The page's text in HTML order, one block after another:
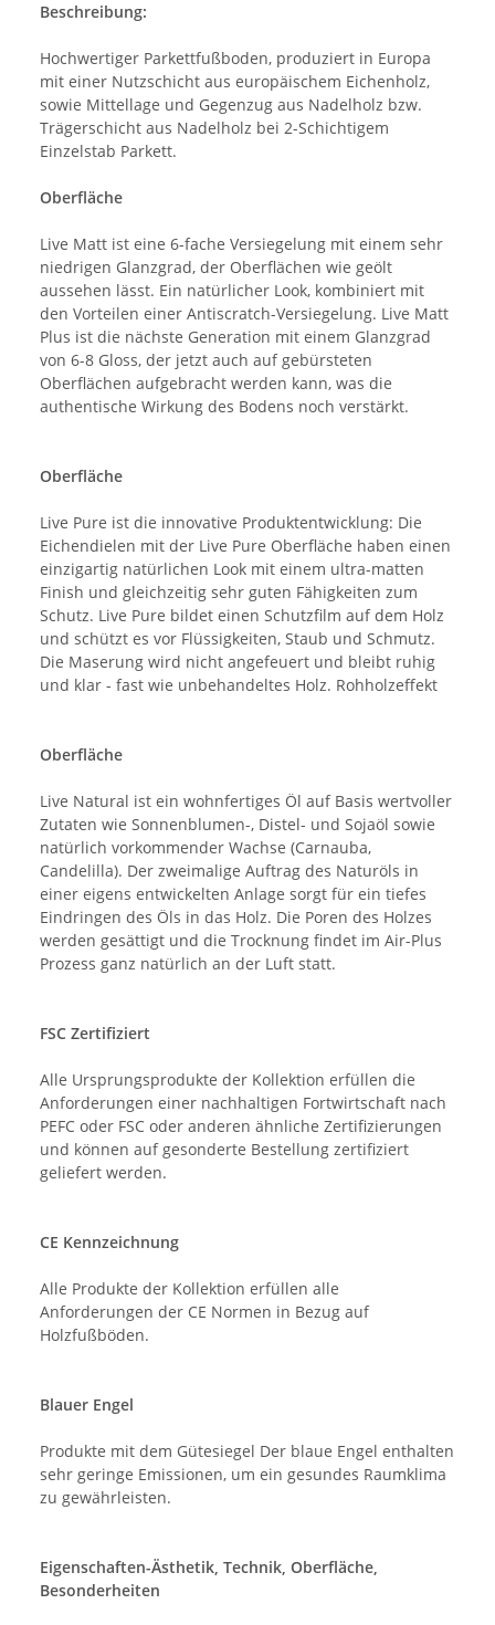
Beschreibung:
Hochwertiger Parkettfußboden, produziert in Europa
mit einer Nutzschicht aus europäischem Eichenholz,
sowie Mittellage und Gegenzug aus Nadelholz bzw.
Trägerschicht aus Nadelholz bei 2-Schichtigem
Einzelstab Parkett.
Oberfläche
Live Matt ist eine 6-fache Versiegelung mit einem sehr
niedrigen Glanzgrad, der Oberflächen wie geölt
aussehen lässt. Ein natürlicher Look, kombiniert mit
den Vorteilen einer Antiscratch-Versiegelung. Live Matt
Plus ist die nächste Generation mit einem Glanzgrad
von 6-8 Gloss, der jetzt auch auf gebürsteten
Oberflächen aufgebracht werden kann, was die
authentische Wirkung des Bodens noch verstärkt.
Oberfläche
Live Pure ist die innovative Produktentwicklung: Die
Eichendielen mit der Live Pure Oberfläche haben einen
einzigartig natürlichen Look mit einem ultra-matten
Finish und gleichzeitig sehr guten Fähigkeiten zum
Schutz. Live Pure bildet einen Schutzfilm auf dem Holz
und schützt es vor Flüssigkeiten, Staub und Schmutz.
Die Maserung wird nicht angefeuert und bleibt ruhig
und klar - fast wie unbehandeltes Holz. Rohholzeffekt
Oberfläche
Live Natural ist ein wohnfertiges Öl auf Basis wertvoller
Zutaten wie Sonnenblumen-, Distel- und Sojaöl sowie
natürlich vorkommender Wachse (Carnauba,
Candelilla). Der zweimalige Auftrag des Naturöls in
einer eigens entwickelten Anlage sorgt für ein tiefes
Eindringen des Öls in das Holz. Die Poren des Holzes
werden gesättigt und die Trocknung findet im Air-Plus
Prozess ganz natürlich an der Luft statt.
FSC Zertifiziert
Alle Ursprungsprodukte der Kollektion erfüllen die
Anforderungen einer nachhaltigen Fortwirtschaft nach
PEFC oder FSC oder anderen ähnliche Zertifizierungen
und können auf gesonderte Bestellung zertifiziert
geliefert werden.
CE Kennzeichnung
Alle Produkte der Kollektion erfüllen alle
Anforderungen der CE Normen in Bezug auf
Holzfußböden.
Blauer Engel
Produkte mit dem Gütesiegel Der blaue Engel enthalten
sehr geringe Emissionen, um ein gesundes Raumklima
zu gewährleisten.
Eigenschaften-Ästhetik, Technik, Oberfläche,
Besonderheiten